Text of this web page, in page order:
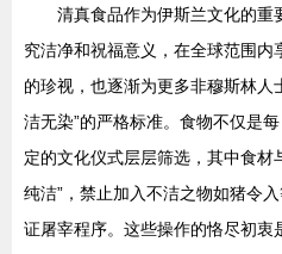
清真食品作为伊斯兰文化的重
究洁净和祝福意义，在全球范围
的珍视，也逐渐为更多非穆斯林人
洁无染”的严格标准。食物不仅是
定的文化仪式层层筛选，其中食材
纯洁”，禁止加入不洁之物如猪令
证屠宰程序。这些操作的恪尽初衷